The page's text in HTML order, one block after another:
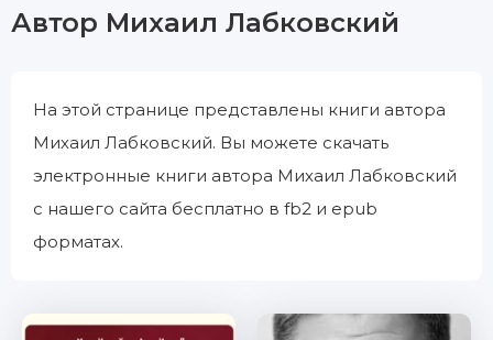
Автор Михаил Лабковский
На этой странице представлены книги автора
Михаил Лабковский. Вы можете скачать
электронные книги автора Михаил Лабковский
с нашего сайта бесплатно в fb2 и epub
форматах.